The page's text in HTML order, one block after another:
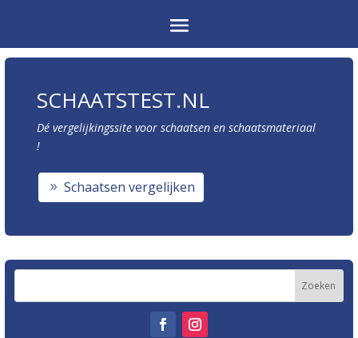
SCHAATSTEST.NL
Dé vergelijkingssite voor schaatsen en schaatsmateriaal
!
Schaatsen vergelijken